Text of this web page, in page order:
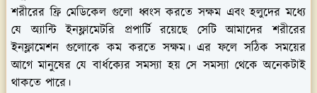
শরীরের ফ্রি মেডিকেল গুলো ধ্বংস করতে সক্ষম এবং হলুদের মধ্যে
যে অ্যান্টি ইনফ্লামেটরি প্রপার্টি রয়েছে সেটি আমাদের শরীরের
ইনফ্লামেশন গুলোকে কম করতে সক্ষম। এর ফলে সঠিক সময়ের
আগে মানুষের যে বার্ধক্যের সমস্যা হয় সে সমস্যা থেকে অনেকটাই
থাকতে পারে।